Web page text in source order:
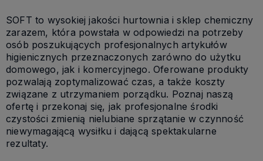
SOFT to wysokiej jakości hurtownia i sklep chemiczny
zarazem, która powstała w odpowiedzi na potrzeby
osób poszukujących profesjonalnych artykułów
higienicznych przeznaczonych zarówno do użytku
domowego, jak i komercyjnego. Oferowane produkty
pozwalają zoptymalizować czas, a także koszty
związane z utrzymaniem porządku. Poznaj naszą
ofertę i przekonaj się, jak profesjonalne środki
czystości zmienią nielubiane sprzątanie w czynność
niewymagającą wysiłku i dającą spektakularne
rezultaty.